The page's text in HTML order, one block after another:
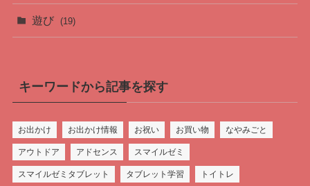
遊び (19)
キーワードから記事を探す
お出かけ お出かけ情報 お祝い お買い物 なやみごと
アウトドア アドセンス スマイルゼミ
スマイルゼミタブレット タブレット学習 トイトレ